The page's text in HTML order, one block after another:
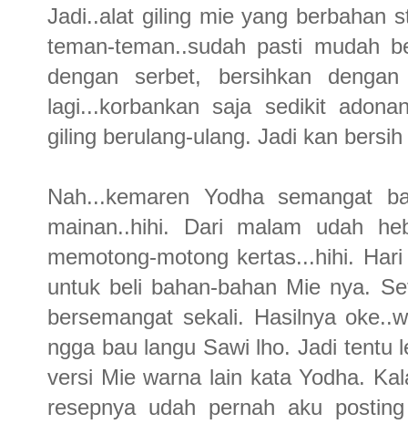
Jadi..alat giling mie yang berbahan
teman-teman..sudah pasti mudah
dengan serbet, bersihkan
lagi...korbankan saja sedikit
giling berulang-ulang. Jadi kan
Nah...kemaren Yodha semangat
mainan..hihi. Dari malam udah
memotong-motong kertas...hihi.
untuk beli bahan-bahan Mie nya.
bersemangat sekali. Hasilnya
ngga bau langu Sawi lho. Jadi tentu
versi Mie warna lain kata Yodha.
resepnya udah pernah aku